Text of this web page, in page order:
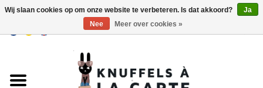
USD
Wij slaan cookies op om onze website te verbeteren. Is dat akkoord?
Ja
Nee
Meer over cookies »